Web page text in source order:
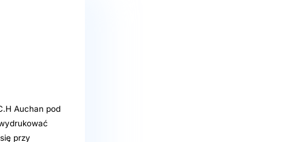
Auchan pod
przy